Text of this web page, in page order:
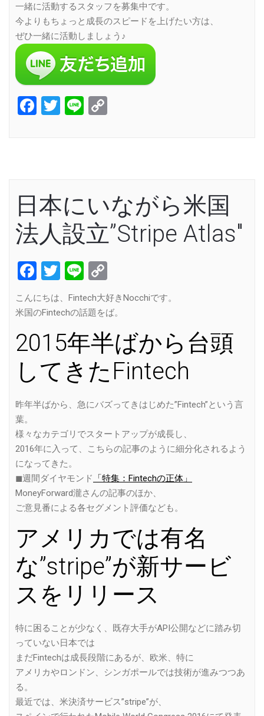
一緒に活動するスタッフを募集中です。
今よりもちょっと成長のスピードを上げたい方は、
ぜひ一緒に活動しましょう♪
Facebook
Twitter
Line
日本にいながら米国
法人設立”Stripe Atlas"
Facebook
Twitter
Line
Link
こんにちは、Fintech大好きNocchiです。
米国のFintechの話題をば。
2015年半ばから台頭
してきたFintech
昨年半ばから、急にバズってきはじめた”Fintech”という言
葉。
様々なカテゴリでスタートアップが成長し、
2016年に入って、こちらの記事のように細分化されるよう
になってきた。
◼︎週間ダイヤモンド
「特集：Fintechの正体」
MoneyForward瀧さんの記事のほか、
ご意見番による各セグメント評価なども。
アメリカでは有名
な”stripe”が新サービ
スをリリース
特に困ることが少なく、既存大手がAPI公開などに踏み切
っていない日本では
まだFintechは成長段階にあるが、欧米、特に
アメリカやロンドン、シンガポールでは技術が進みつつあ
る。
最近では、米決済サービス”stripe”が、